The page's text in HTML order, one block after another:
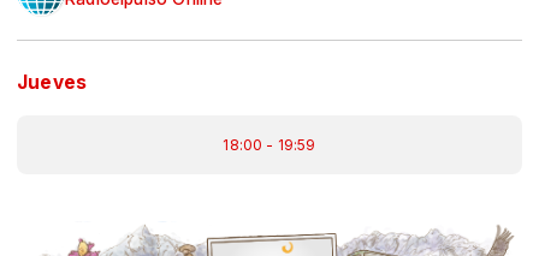
Jueves
18:00 - 19:59